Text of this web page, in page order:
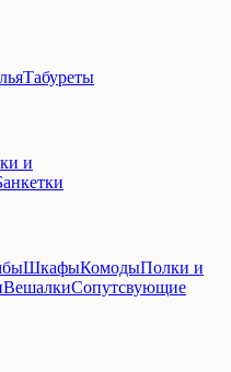
Табуреты
и
ШкафыКомодыПолки и
ВешалкиСопутсвующие